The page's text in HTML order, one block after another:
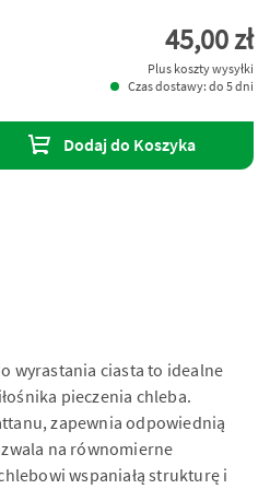
45,00 zł
Plus koszty wysyłki
Czas dostawy: do 5 dni
Dodaj do Koszyka
wyrastania ciasta to idealne
pieczenia chleba.
zapewnia odpowiednią
na równomierne
wspaniałą strukturę i